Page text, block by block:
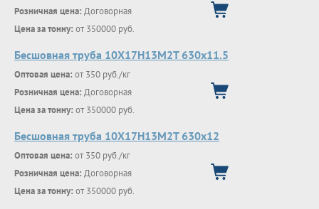
Розничная цена: Договорная
Цена за тонну: от 350000 руб.
Бесшовная труба 10Х17Н13М2Т 630х11.5
Оптовая цена: от 350 руб./кг
Розничная цена: Договорная
Цена за тонну: от 350000 руб.
Бесшовная труба 10Х17Н13М2Т 630х12
Оптовая цена: от 350 руб./кг
Розничная цена: Договорная
Цена за тонну: от 350000 руб.